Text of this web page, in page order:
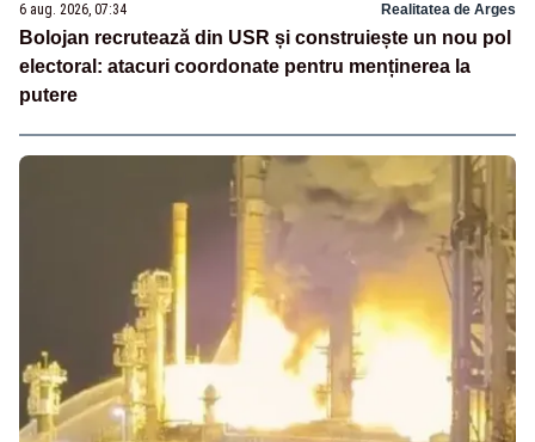
6 aug. 2026, 07:34 Realitatea de Arges
Bolojan recrutează din USR și construiește un nou pol
electoral: atacuri coordonate pentru menținerea la
putere